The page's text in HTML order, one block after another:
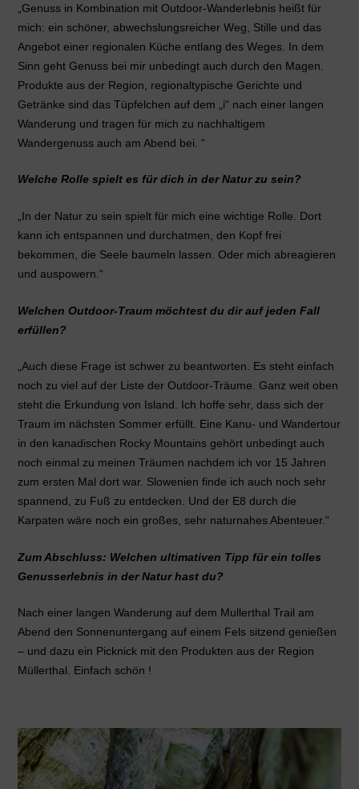
„Genuss in Kombination mit Outdoor-Wanderlebnis heißt für
mich: ein schöner, abwechslungsreicher Weg, Stille und das
Angebot einer regionalen Küche entlang des Weges. In dem
Sinn geht Genuss bei mir unbedingt auch durch den Magen.
Produkte aus der Region, regionaltypische Gerichte und
Getränke sind das Tüpfelchen auf dem „i“ nach einer langen
Wanderung und tragen für mich zu nachhaltigem
Wandergenuss auch am Abend bei. “
Welche Rolle spielt es für dich in der Natur zu sein?
„In der Natur zu sein spielt für mich eine wichtige Rolle. Dort
kann ich entspannen und durchatmen, den Kopf frei
bekommen, die Seele baumeln lassen. Oder mich abreagieren
und auspowern.“
Welchen Outdoor-Traum möchtest du dir auf jeden Fall
erfüllen?
„Auch diese Frage ist schwer zu beantworten. Es steht einfach
noch zu viel auf der Liste der Outdoor-Träume. Ganz weit oben
steht die Erkundung von Island. Ich hoffe sehr, dass sich der
Traum im nächsten Sommer erfüllt. Eine Kanu- und Wandertour
in den kanadischen Rocky Mountains gehört unbedingt auch
noch einmal zu meinen Träumen nachdem ich vor 15 Jahren
zum ersten Mal dort war. Slowenien finde ich auch noch sehr
spannend, zu Fuß zu entdecken. Und der E8 durch die
Karpaten wäre noch ein großes, sehr naturnahes Abenteuer.“
Zum Abschluss: Welchen ultimativen Tipp für ein tolles
Genusserlebnis in der Natur hast du?
Nach einer langen Wanderung auf dem Mullerthal Trail am
Abend den Sonnenuntergang auf einem Fels sitzend genießen
– und dazu ein Picknick mit den Produkten aus der Region
Müllerthal. Einfach schön !